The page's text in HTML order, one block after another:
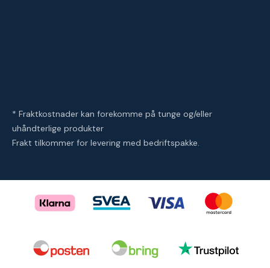
* Fraktkostnader kan forekomme på tunge og/eller
uhåndterlige produkter
Frakt tilkommer for levering med bedriftspakke.